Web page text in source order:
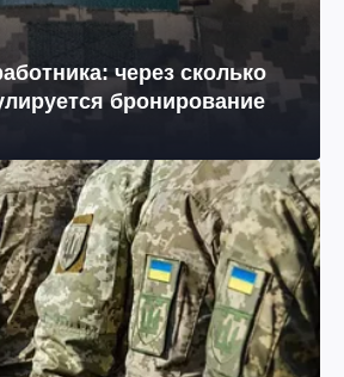
через сколько
бронирование